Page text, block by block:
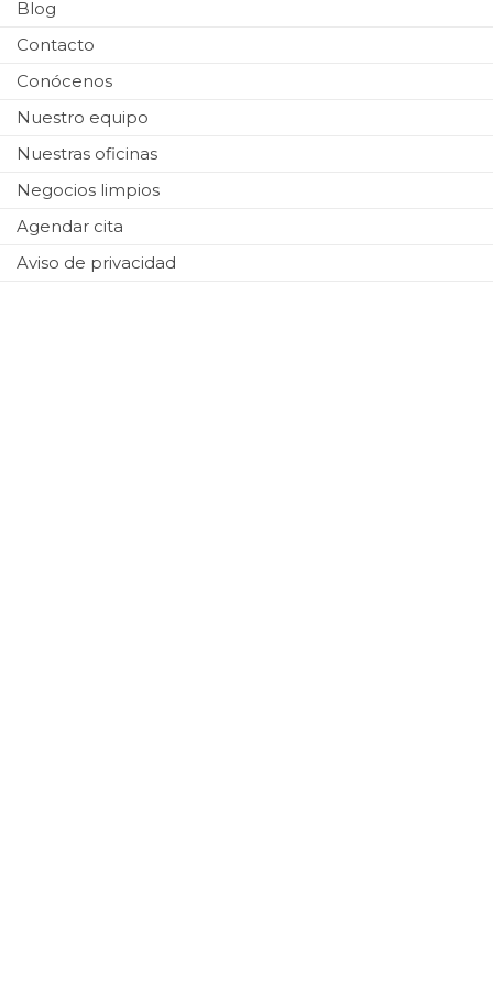
Blog
Contacto
Conócenos
Nuestro equipo
Nuestras oficinas
Negocios limpios
Agendar cita
Aviso de privacidad